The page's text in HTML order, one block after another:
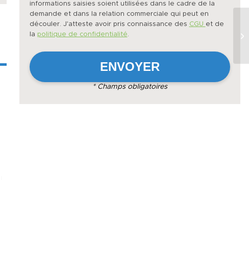
informations saisies soient utilisées dans le cadre de la
demande et dans la relation commerciale qui peut en
découler. J'atteste avoir pris connaissance des CGU et de
la politique de confidentialité.
* Champs obligatoires